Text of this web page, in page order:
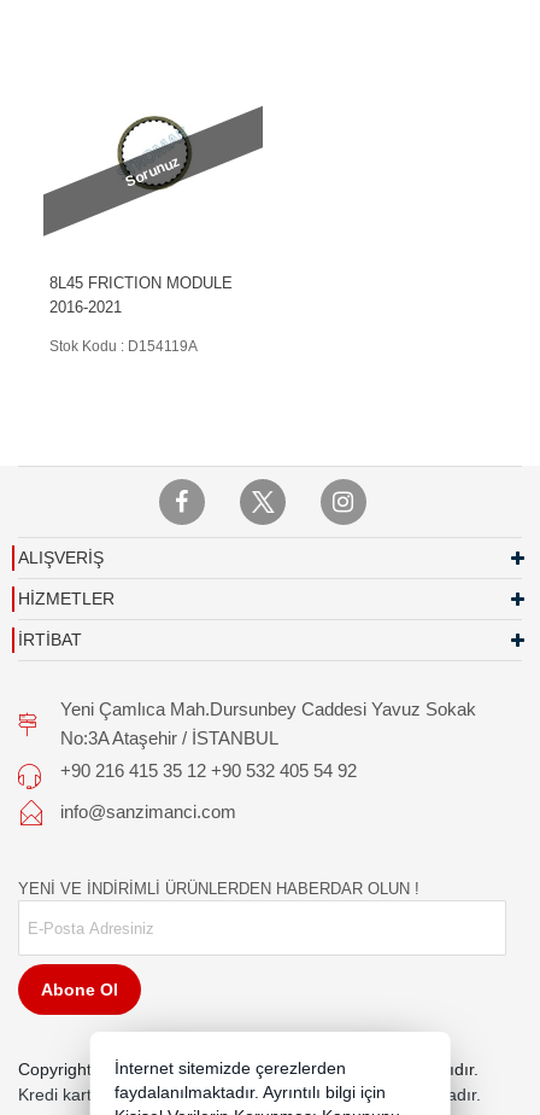
Sorunuz
8L45 FRICTION MODULE
2016-2021
Stok Kodu : D154119A
ALIŞVERİŞ
HİZMETLER
İRTİBAT
Yeni Çamlıca Mah.Dursunbey Caddesi Yavuz Sokak
No:3A Ataşehir / İSTANBUL
+90 216 415 35 12 +90 532 405 54 92
info@sanzimanci.com
YENİ VE İNDİRİMLİ ÜRÜNLERDEN HABERDAR OLUN !
Abone Ol
Copyright 2026 sanzimanmarketi.com - Tüm hakları saklıdır.
Kredi kartı bilgileriniz 256bit SSL sertifikası ile korunmaktadır.
İnternet sitemizde çerezlerden
faydalanılmaktadır. Ayrıntılı bilgi için